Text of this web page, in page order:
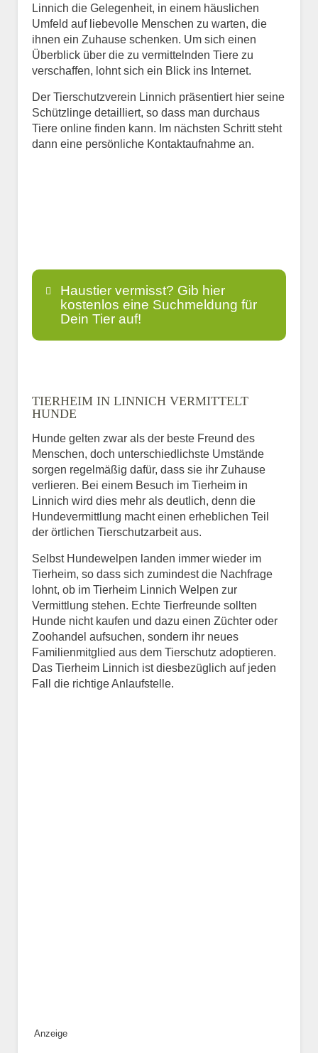
Linnich die Gelegenheit, in einem häuslichen
Umfeld auf liebevolle Menschen zu warten, die
ihnen ein Zuhause schenken. Um sich einen
Überblick über die zu vermittelnden Tiere zu
verschaffen, lohnt sich ein Blick ins Internet.
Der Tierschutzverein Linnich präsentiert hier seine
Schützlinge detailliert, so dass man durchaus
Tiere online finden kann. Im nächsten Schritt steht
dann eine persönliche Kontaktaufnahme an.
Haustier vermisst? Gib hier
kostenlos eine Suchmeldung für
Dein Tier auf!
E-Mail*
Informationen über das
Tier.
Art des Tiers*
TIERHEIM IN LINNICH VERMITTELT
HUNDE
Hunde gelten zwar als der beste Freund des
Menschen, doch unterschiedlichste Umstände
sorgen regelmäßig dafür, dass sie ihr Zuhause
verlieren. Bei einem Besuch im Tierheim in
Linnich wird dies mehr als deutlich, denn die
Hundevermittlung macht einen erheblichen Teil
der örtlichen Tierschutzarbeit aus.
Selbst Hundewelpen landen immer wieder im
Tierheim, so dass sich zumindest die Nachfrage
lohnt, ob im Tierheim Linnich Welpen zur
Vermittlung stehen. Echte Tierfreunde sollten
Hunde nicht kaufen und dazu einen Züchter oder
Zoohandel aufsuchen, sondern ihr neues
Familienmitglied aus dem Tierschutz adoptieren.
Das Tierheim Linnich ist diesbezüglich auf jeden
Fall die richtige Anlaufstelle.
Anzeige